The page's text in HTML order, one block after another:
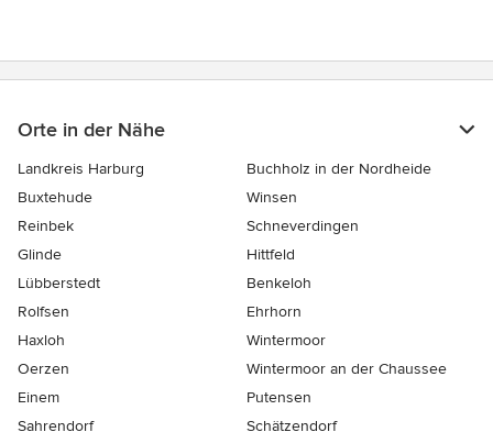
Orte in der Nähe
Landkreis Harburg
Buchholz in der Nordheide
Buxtehude
Winsen
Reinbek
Schneverdingen
Glinde
Hittfeld
Lübberstedt
Benkeloh
Rolfsen
Ehrhorn
Haxloh
Wintermoor
Oerzen
Wintermoor an der Chaussee
Einem
Putensen
Sahrendorf
Schätzendorf